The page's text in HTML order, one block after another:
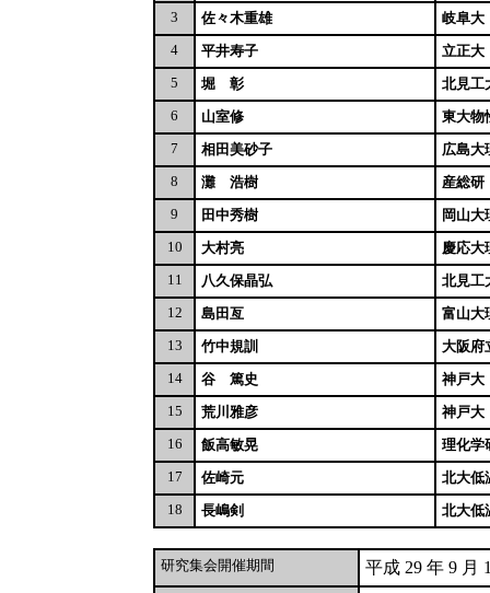
3
佐々木重雄
岐阜大
4
平井寿子
立正大
5
堀 彰
北見工
6
山室修
東大物
7
相田美砂子
広島大
8
灘 浩樹
産総研
9
田中秀樹
岡山大
10
大村亮
慶応大
11
八久保晶弘
北見工
12
島田亙
富山大
13
竹中規訓
大阪府
14
谷 篤史
神戸大
15
荒川雅彦
神戸大
16
飯高敏晃
理化学
17
佐崎元
北大低
18
長嶋剣 北大低
研究集会開催期間 平成 29 年 9 月